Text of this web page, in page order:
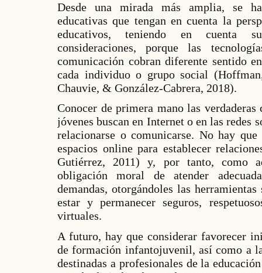
Desde una mirada más amplia, se
educativas que tengan en cuenta la
educativos, teniendo en cuenta
consideraciones, porque las
comunicación cobran diferente sentido
cada individuo o grupo social
Chauvie, & González-Cabrera, 2018).
Conocer de primera mano las
jóvenes buscan en Internet o en las redes
relacionarse o comunicarse. No hay
espacios online para establecer
Gutiérrez, 2011) y, por tanto, como
obligación moral de atender
demandas, otorgándoles las
estar y permanecer seguros,
virtuales.
A futuro, hay que considerar favorecer
de formación infantojuvenil, así como a
destinadas a profesionales de la